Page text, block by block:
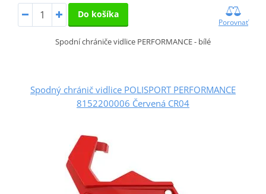
Do košíka
Porovnať
Spodní chrániče vidlice PERFORMANCE - bílé
Spodný chránič vidlice POLISPORT PERFORMANCE
8152200006 Červená CR04